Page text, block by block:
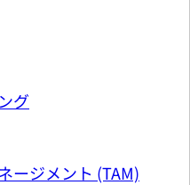
グ
ージメント (TAM)